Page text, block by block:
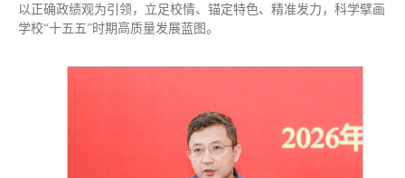
以正确政绩观为引领，立足校情、锚定特色、精准发力，科学擘画
学校“十五五”时期高质量发展蓝图。